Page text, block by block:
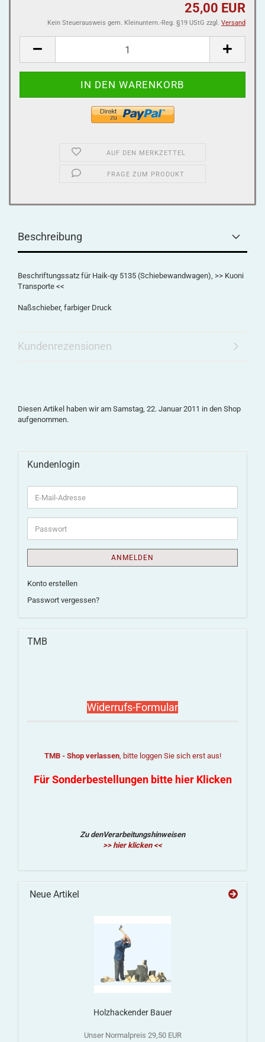
25,00 EUR
Kein Steuerausweis gem. Kleinuntern.-Reg. §19 UStG zzgl. Versand
AUF DEN MERKZETTEL
FRAGE ZUM PRODUKT
Beschreibung
Beschriftungssatz für Haik-qy 5135 (Schiebewandwagen), >> Kuoni
Transporte <<
Naßschieber, farbiger Druck
Kundenrezensionen
Diesen Artikel haben wir am Samstag, 22. Januar 2011 in den Shop
aufgenommen.
Kundenlogin
ANMELDEN
Konto erstellen
Passwort vergessen?
TMB
Widerrufs-Formular
TMB - Shop verlassen, bitte loggen Sie sich erst aus!
Für Sonderbestellungen bitte hier Klicken
Zu denVerarbeitungshinweisen
>> hier klicken <<
Neue Artikel
Holzhackender Bauer
Unser Normalpreis 29,50 EUR